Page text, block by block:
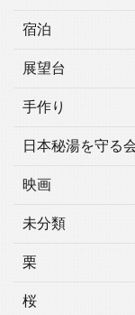
宿泊
展望台
手作り
日本秘湯を守る
映画
未分類
栗
桜